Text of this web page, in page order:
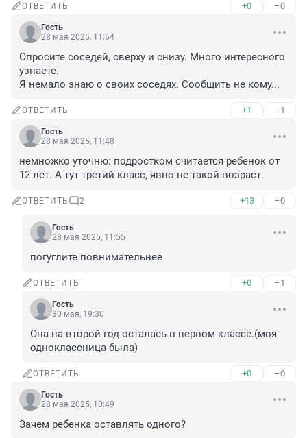
ОТВЕТИТЬ +0 –0
Гость
28 мая 2025, 11:54
Опросите соседей, сверху и снизу. Много интересного
узнаете.
Я немало знаю о своих соседях. Сообщить не кому...
ОТВЕТИТЬ +1 –1
Гость
28 мая 2025, 11:48
немножко уточню: подростком считается ребенок от
12 лет. А тут третий класс, явно не такой возраст.
ОТВЕТИТЬ 2 +13 –0
Гость
28 мая 2025, 11:55
погуглите повнимательнее
ОТВЕТИТЬ +0 –1
Гость
30 мая, 19:30
Она на второй год осталась в первом классе.(моя
одноклассница была)
ОТВЕТИТЬ +0 –0
Гость
28 мая 2025, 10:49
Зачем ребенка оставлять одного?